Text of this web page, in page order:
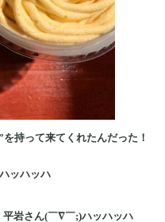
持って来てくれたんだった！
ッハッハ
岩さん(￣∇￣;)ハッハッハ